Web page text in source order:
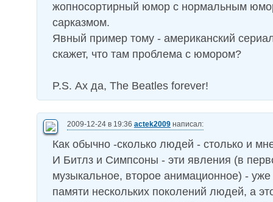
жопносортирный юмор с нормальным
сарказмом.
Явный пример тому - американский
скажет, что там проблема с юмором?
P.S. Ах да, The Beatles forever!
2009-12-24 в 19:36 actek2009 написал:
Как обычно -сколько людей - столько и
И Битлз и Симпсоны - эти явления (в
музыкальное, второе анимационное) - уже
памяти нескольких поколений людей, а